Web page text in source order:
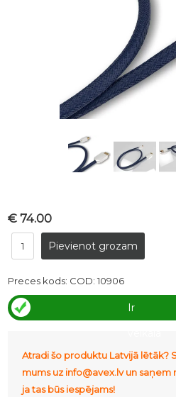
€ 74.00
Preces kods: COD: 10906
Ir
Atradi šo produktu Latvijā lētāk?
mums uz info@avex.lv un
ja tas būs iespējams!